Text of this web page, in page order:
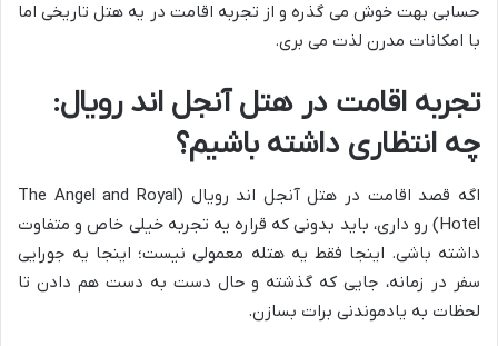
حسابی بهت خوش می گذره و از تجربه اقامت در یه هتل تاریخی اما
با امکانات مدرن لذت می بری.
تجربه اقامت در هتل آنجل اند رویال:
چه انتظاری داشته باشیم؟
اگه قصد اقامت در هتل آنجل اند رویال (The Angel and Royal
Hotel) رو داری، باید بدونی که قراره یه تجربه خیلی خاص و متفاوت
داشته باشی. اینجا فقط یه هتله معمولی نیست؛ اینجا یه جورایی
سفر در زمانه، جایی که گذشته و حال دست به دست هم دادن تا
لحظات به یادموندنی برات بسازن.